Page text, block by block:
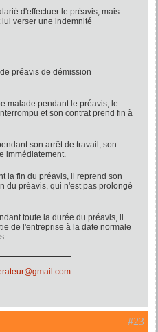
d'effectuer le préavis, mais
verser une indemnité
préavis de démission
malade pendant le préavis, le
et son contrat prend fin à
son arrêt de travail, son
immédiatement.
la fin du préavis, il reprend son
du préavis, qui n'est pas prolongé
toute la durée du préavis, il
de l'entreprise à la date normale
#23